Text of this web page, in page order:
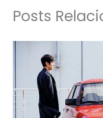
Posts